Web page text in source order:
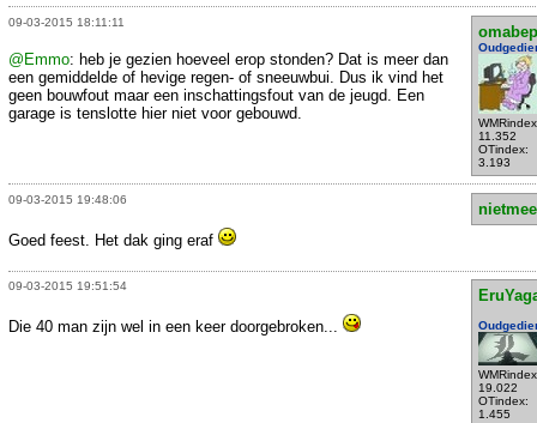
09-03-2015 18:11:11
omabep
11.352
OTindex:
3.193
@Emmo: heb je gezien hoeveel erop stonden? Dat is meer dan
een gemiddelde of hevige regen- of sneeuwbui. Dus ik vind het
geen bouwfout maar een inschattingsfout van de jeugd. Een
garage is tenslotte hier niet voor gebouwd.
09-03-2015 19:48:06
Goed feest. Het dak ging eraf
09-03-2015 19:51:54
19.022
OTindex:
1.455
Die 40 man zijn wel in een keer doorgebroken...